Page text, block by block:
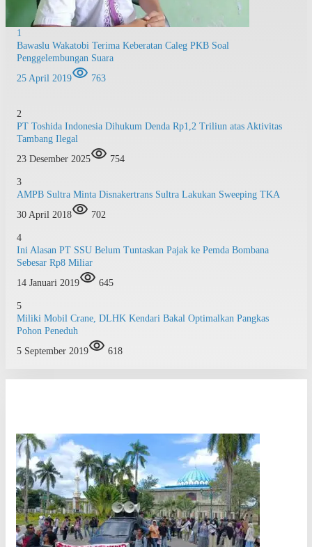
1
Bawaslu Wakatobi Terima Keberatan Caleg PKB Soal
Penggelembungan Suara
25 April 2019
763
2
PT Toshida Indonesia Dihukum Denda Rp1,2 Triliun atas Aktivitas
Tambang Ilegal
23 Desember 2025
754
3
AMPB Sultra Minta Disnakertrans Sultra Lakukan Sweeping TKA
30 April 2018
702
4
Ini Alasan PT SSU Belum Tuntaskan Pajak ke Pemda Bombana
Sebesar Rp8 Miliar
14 Januari 2019
645
5
Miliki Mobil Crane, DLHK Kendari Bakal Optimalkan Pangkas
Pohon Peneduh
5 September 2019
618